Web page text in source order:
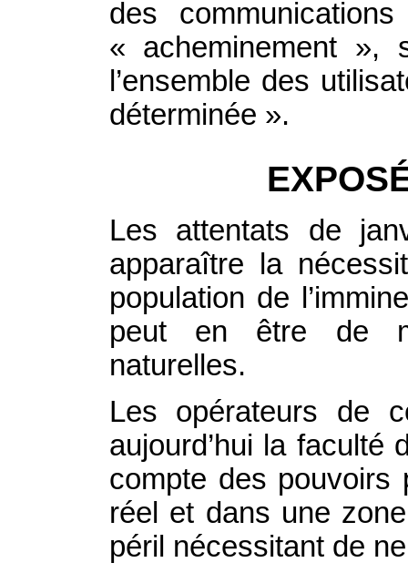
des
« acheminement
l’ensemble des
déterminée ».
Les attentats de
apparaître la
population de
peut en être de
naturelles.
Les opérateurs de
aujourd’hui la faculté
compte des pouvoirs
réel et dans une
péril nécessitant de